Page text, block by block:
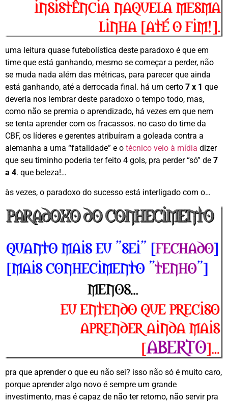
uma leitura quase futebolística deste paradoxo é que em
time que está ganhando, mesmo se começar a perder, não
se muda nada além das métricas, para parecer que ainda
está ganhando, até a derrocada final. há um certo 7 x 1 que
deveria nos lembrar deste paradoxo o tempo todo, mas,
como não se premia o aprendizado, há vezes em que nem
se tenta aprender com os fracassos. no caso do time da
CBF, os líderes e gerentes atribuíram a goleada contra a
alemanha a uma “fatalidade” e o técnico veio à mídia dizer
que seu timinho poderia ter feito 4 gols, pra perder “só” de 7
a 4. que beleza!…
às vezes, o paradoxo do sucesso está interligado com o…
pra que aprender o que eu não sei? isso não só é muito caro,
porque aprender algo novo é sempre um grande
investimento, mas é capaz de não ter retorno, não servir pra